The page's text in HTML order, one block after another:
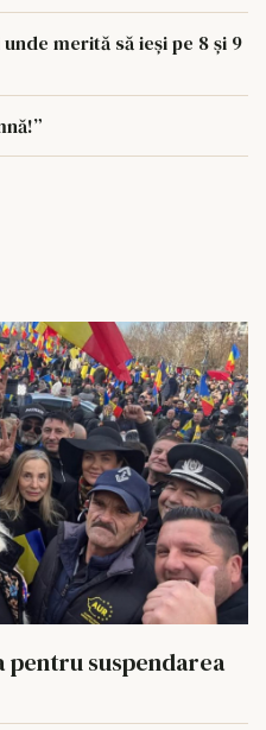
merită să ieși pe 8 și 9
pentru suspendarea